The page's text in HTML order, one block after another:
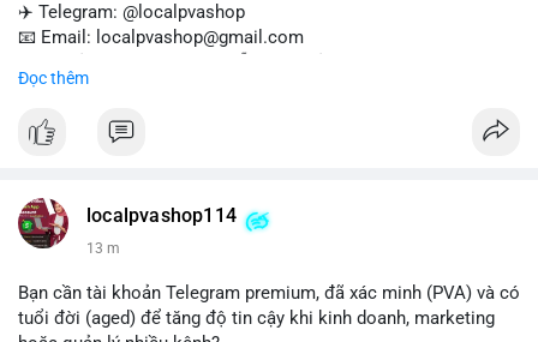
✈️ Telegram: @localpvashop
📧 Email: localpvashop@gmail.com
quảng cáo của bạn. Đặt mua hôm nay!
Đọc thêm
localpvashop114
13 m
Bạn cần tài khoản Telegram premium, đã xác minh (PVA) và có
tuổi đời (aged) để tăng độ tin cậy khi kinh doanh, marketing